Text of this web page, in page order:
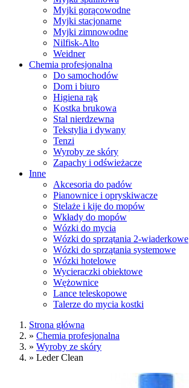
Myjki gorącowodne
Myjki stacjonarne
Myjki zimnowodne
Nilfisk-Alto
Weidner
Chemia profesjonalna
Do samochodów
Dom i biuro
Higiena rąk
Kostka brukowa
Stal nierdzewna
Tekstylia i dywany
Tenzi
Wyroby ze skóry
Zapachy i odświeżacze
Inne
Akcesoria do padów
Pianownice i opryskiwacze
Stelaże i kije do mopów
Wkłady do mopów
Wózki do mycia
Wózki do sprzątania 2-wiaderkowe
Wózki do sprzątania systemowe
Wózki hotelowe
Wycieraczki obiektowe
Wężownice
Lance teleskopowe
Talerze do mycia kostki
Strona główna
» Chemia profesjonalna
» Wyroby ze skóry
» Leder Clean